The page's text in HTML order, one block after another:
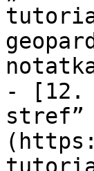
- [12.
stref”